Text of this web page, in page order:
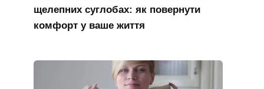
щелепних суглобах: як повернути
комфорт у ваше життя